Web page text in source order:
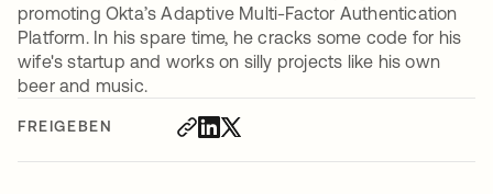
FREIGEBEN
promoting Okta’s Adaptive Multi-Factor Authentication
Platform. In his spare time, he cracks some code for his
wife's startup and works on silly projects like his own
beer and music.